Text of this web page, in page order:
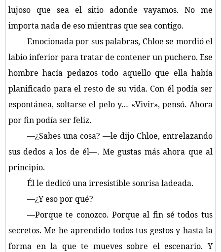
lujoso que sea el sitio adonde vayamos. No me
importa nada de eso mientras que sea contigo.
Emocionada por sus palabras, Chloe se mordió el
labio inferior para tratar de contener un puchero. Ese
hombre hacía pedazos todo aquello que ella había
planificado para el resto de su vida. Con él podía ser
espontánea, soltarse el pelo y… «Vivir», pensó. Ahora
por fin podía ser feliz.
—¿Sabes una cosa? —le dijo Chloe, entrelazando
sus dedos a los de él—. Me gustas más ahora que al
principio.
Él le dedicó una irresistible sonrisa ladeada.
—¿Y eso por qué?
—Porque te conozco. Porque al fin sé todos tus
secretos. Me he aprendido todos tus gestos y hasta la
forma en la que te mueves sobre el escenario. Y